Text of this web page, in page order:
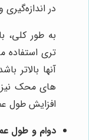
در
به طور
تری استفاده
آنها بالاتر
های محک نیز
افزایش طول
دوام و طول